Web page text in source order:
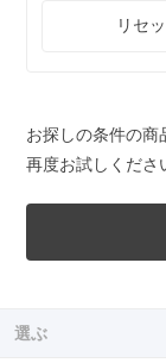
リセ
お探しの条件の商
再度お試しくださ
選ぶ